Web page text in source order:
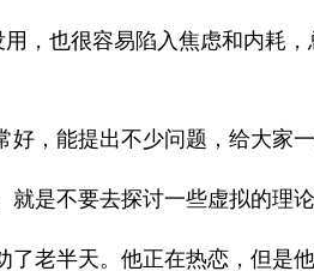
，也很容易陷入焦虑和内耗
，能提出不少问题，给大家一
是不要去探讨一些虚拟的理
了老半天。他正在热恋，但是